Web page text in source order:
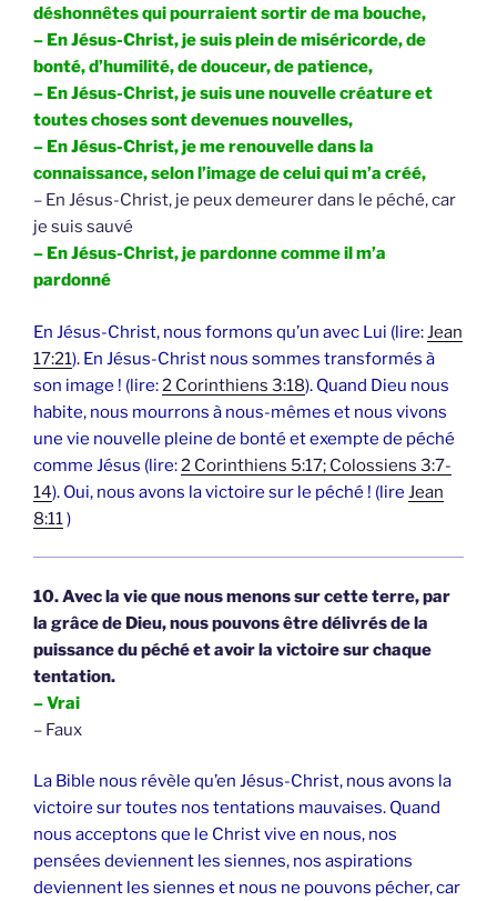
déshonnêtes qui pourraient sortir de ma bouche,
– En Jésus-Christ, je suis plein de miséricorde, de
bonté, d’humilité, de douceur, de patience,
– En Jésus-Christ, je suis une nouvelle créature et
toutes choses sont devenues nouvelles,
– En Jésus-Christ, je me renouvelle dans la
connaissance, selon l’image de celui qui m’a créé,
– En Jésus-Christ, je peux demeurer dans le péché, car
je suis sauvé
– En Jésus-Christ, je pardonne comme il m’a
pardonné
En Jésus-Christ, nous formons qu’un avec Lui (lire: Jean
17:21). En Jésus-Christ nous sommes transformés à
son image ! (lire: 2 Corinthiens 3:18). Quand Dieu nous
habite, nous mourrons à nous-mêmes et nous vivons
une vie nouvelle pleine de bonté et exempte de péché
comme Jésus (lire: 2 Corinthiens 5:17; Colossiens 3:7-
14). Oui, nous avons la victoire sur le péché ! (lire Jean
8:11 )
10. Avec la vie que nous menons sur cette terre, par
la grâce de Dieu, nous pouvons être délivrés de la
puissance du péché et avoir la victoire sur chaque
tentation.
– Vrai
– Faux
La Bible nous révèle qu’en Jésus-Christ, nous avons la
victoire sur toutes nos tentations mauvaises. Quand
nous acceptons que le Christ vive en nous, nos
pensées deviennent les siennes, nos aspirations
deviennent les siennes et nous ne pouvons pécher, car